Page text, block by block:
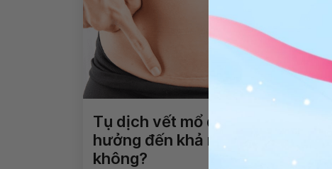
Tụ dịch vết mổ đẻ cũ có ảnh
hưởng đến khả năng thụ thai
không?